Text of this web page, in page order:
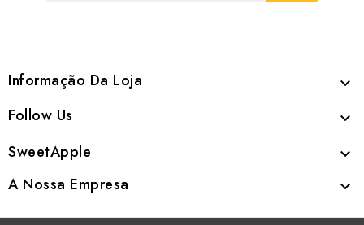
Informação Da Loja 
Follow Us 
SweetApple 
A Nossa Empresa 